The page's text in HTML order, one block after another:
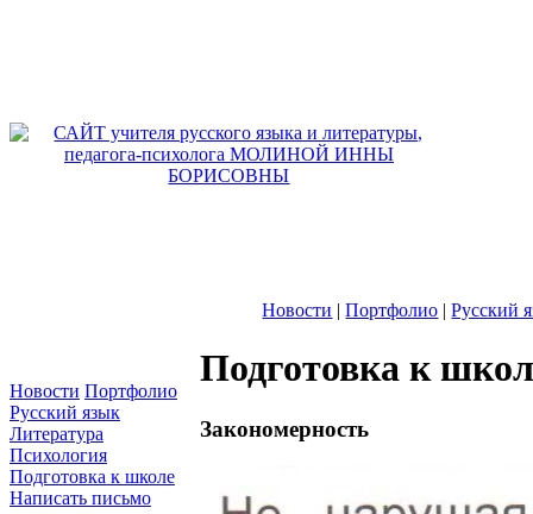
Новости | Портфолио | Русский
Новости Портфолио
Русский язык
Литература
Психология
Подготовка к школе
Написать письмо
Подготовка к
Закономерность